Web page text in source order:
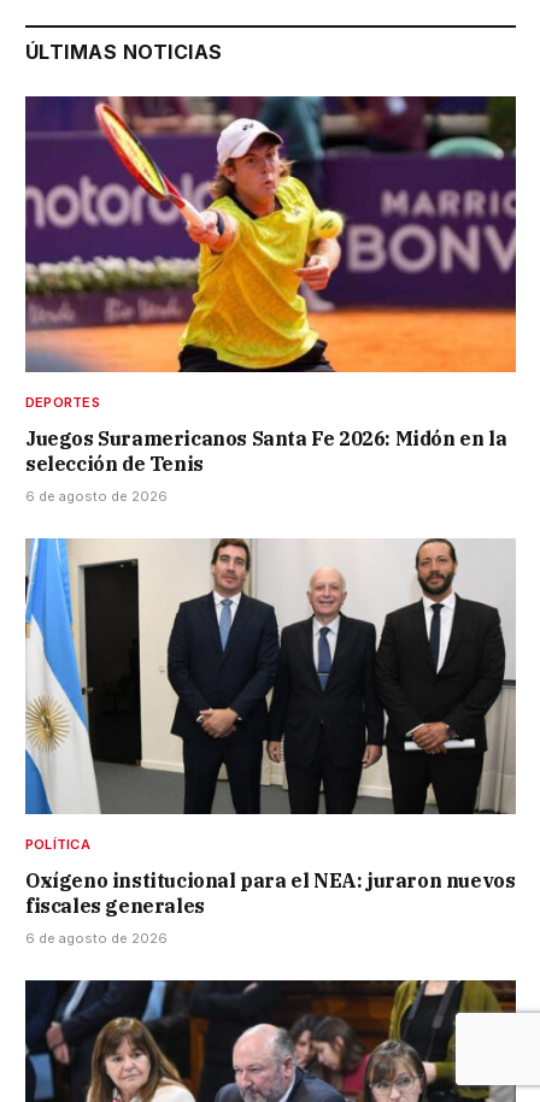
ÚLTIMAS NOTICIAS
DEPORTES
Juegos Suramericanos Santa Fe 2026: Midón en la
selección de Tenis
6 de agosto de 2026
POLÍTICA
Oxígeno institucional para el NEA: juraron nuevos
fiscales generales
6 de agosto de 2026